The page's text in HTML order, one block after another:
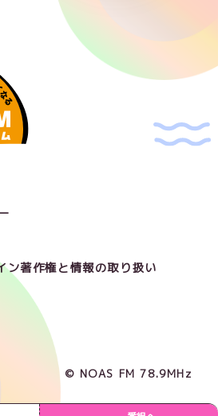
著作権と情報の取り扱い
© NOAS FM 78.9MHz